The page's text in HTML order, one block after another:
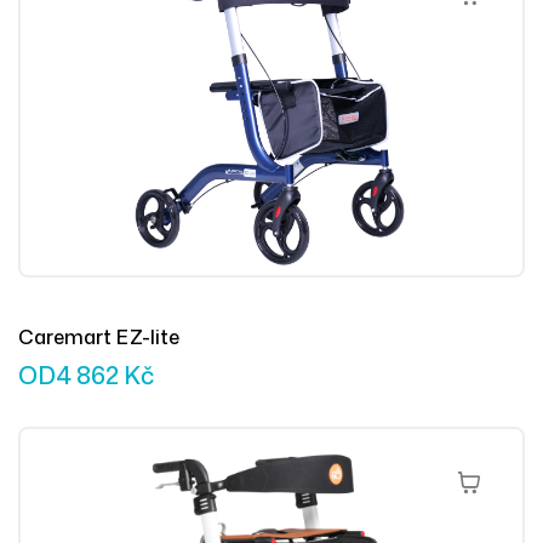
Caremart EZ-lite
OD4 862 Kč
Výběr